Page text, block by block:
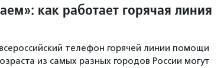
как работает горячая линия
телефон горячей линии помощи
из самых разных городов России могут